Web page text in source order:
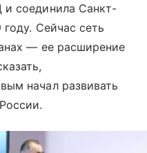
соединила Санкт-
Сейчас сеть
— ее расширение
начал развивать